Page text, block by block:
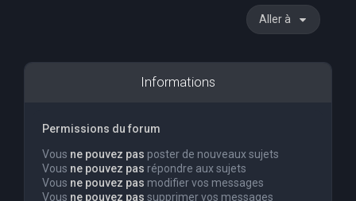
Aller à
Informations
Permissions du forum
Vous ne pouvez pas poster de nouveaux sujets
Vous ne pouvez pas répondre aux sujets
Vous ne pouvez pas modifier vos messages
Vous ne pouvez pas supprimer vos messages